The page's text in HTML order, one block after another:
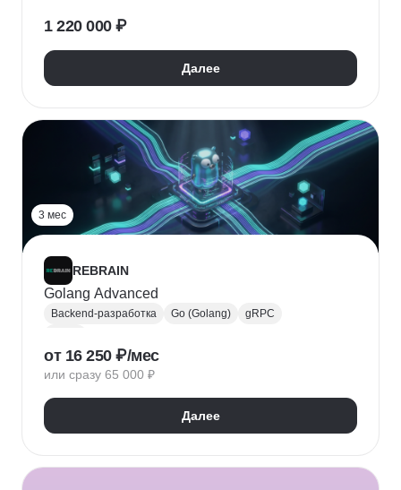
1 220 000 ₽
Далее
3 мес
REBRAIN
Golang Advanced
Backend-разработка Go (Golang)
gRPC
от 16 250 ₽/мес
или сразу 65 000 ₽
Далее